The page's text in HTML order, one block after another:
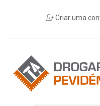
Criar uma